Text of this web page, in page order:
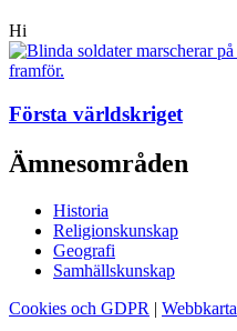
Hi
Första världskriget
Ämnesområden
Historia
Religionskunskap
Geografi
Samhällskunskap
Cookies och GDPR | Webbkarta